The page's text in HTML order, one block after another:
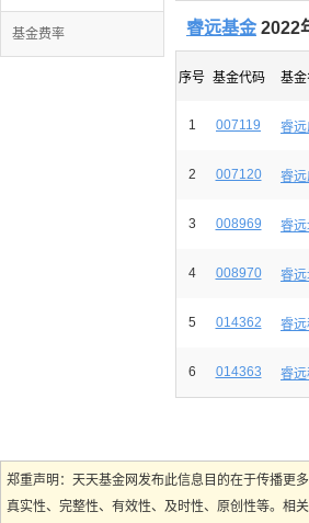
基金费率 睿远基金 2022
序号 基金代码 基
1 007119 睿
2 007120 睿
3 008969 睿
4 008970 睿
5 014362 睿
6 014363 睿
郑重声明：天天基金网发布此信息目的在于传播更
真实性、完整性、有效性、及时性、原创性等。相